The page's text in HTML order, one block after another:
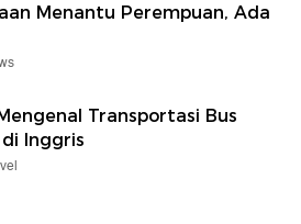
Menantu Perempuan, Ada
Transportasi Bus
di Inggris